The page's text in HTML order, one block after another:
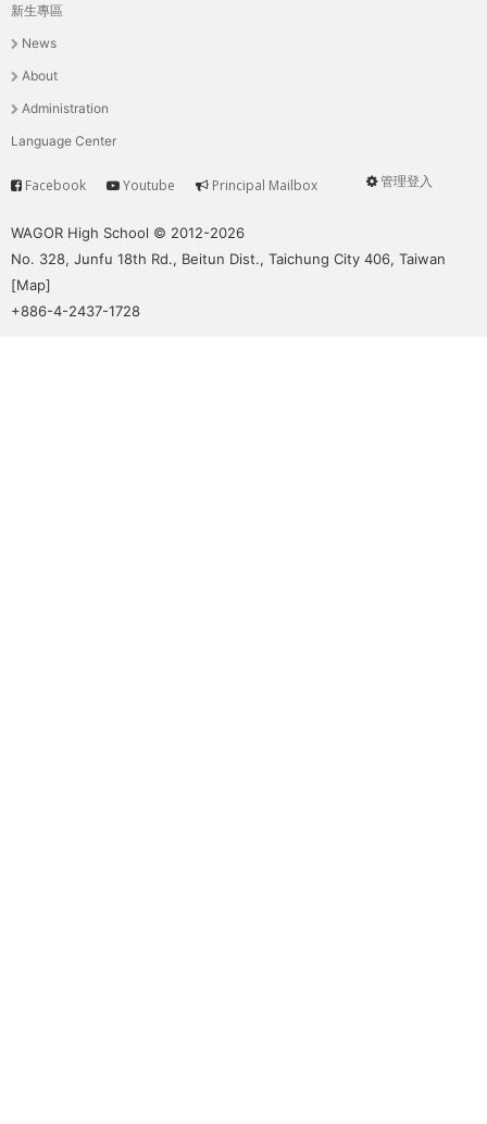
THE
PUTTING
YOU
ON
PATH
GLOBAL
CITIZENSHIP
主
選
單
新生專區
News
About
Administration
Language Center
User
管理登入
Service
Facebook Youtube Principal Mailbox
WAGOR High School © 2012-2026
No. 328, Junfu 18th Rd., Beitun Dist., Taichung City 406, Taiwan
[Map]
+886-4-2437-1728